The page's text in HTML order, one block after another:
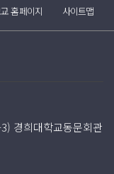
홈페이지 사이트맵
경희대학교동문회관